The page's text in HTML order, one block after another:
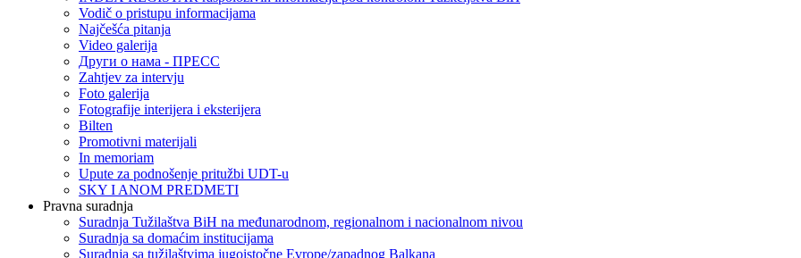
Vodič o pristupu informacijama
Najčešća pitanja
Video galerija
Други о нама - ПРЕСC
Zahtjev za intervju
Foto galerija
Fotografije interijera i eksterijera
Bilten
Promotivni materijali
In memoriam
Upute za podnošenje pritužbi UDT-u
SKY I ANOM PREDMETI
Pravna suradnja
Suradnja Tužilaštva BiH na međunarodnom, regionalnom i nacionalnom nivou
Suradnja sa domaćim institucijama
Suradnja sa tužilaštvima jugoistočne Evrope/zapadnog Balkana